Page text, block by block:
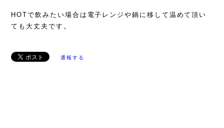
HOTで飲みたい場合は電子レンジや鍋に移して温めて頂い
ても大丈夫です。
通報する